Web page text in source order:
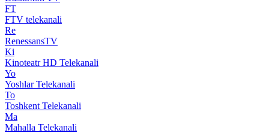
FT
FTV telekanali
Re
RenessansTV
Ki
Kinoteatr HD Telekanali
Yo
Yoshlar Telekanali
To
Toshkent Telekanali
Ma
Mahalla Telekanali